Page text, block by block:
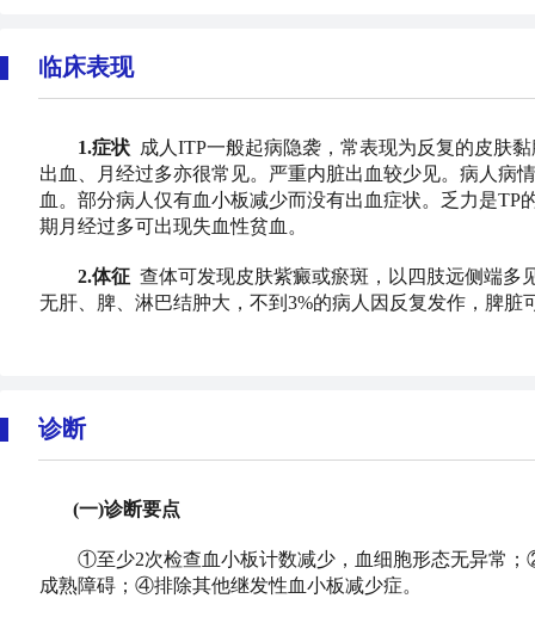
临床表现
1.症状成人ITP一般起病隐袭，常表现为反复的皮肤
出血、月经过多亦很常见。严重内脏出血较少见。病人病
血。部分病人仅有血小板减少而没有出血症状。乏力是
期月经过多可出现失血性贫血。
2.体征 查体可发现皮肤紫癜或瘀斑，以四肢远侧端多
无肝、脾、淋巴结肿大，不到3%的病人因反复发作，脾脏
诊断
(一)诊断要点
①至少2次检查血小板计数减少，血细胞形态无异常；
成熟障碍；④排除其他继发性血小板减少症。